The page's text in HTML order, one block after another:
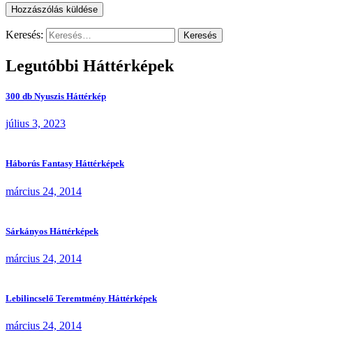
Keresés:
Legutóbbi Háttérképek
300 db Nyuszis Háttérkép
július 3, 2023
Háborús Fantasy Háttérképek
március 24, 2014
Sárkányos Háttérképek
március 24, 2014
Lebilincselő Teremtmény Háttérképek
március 24, 2014